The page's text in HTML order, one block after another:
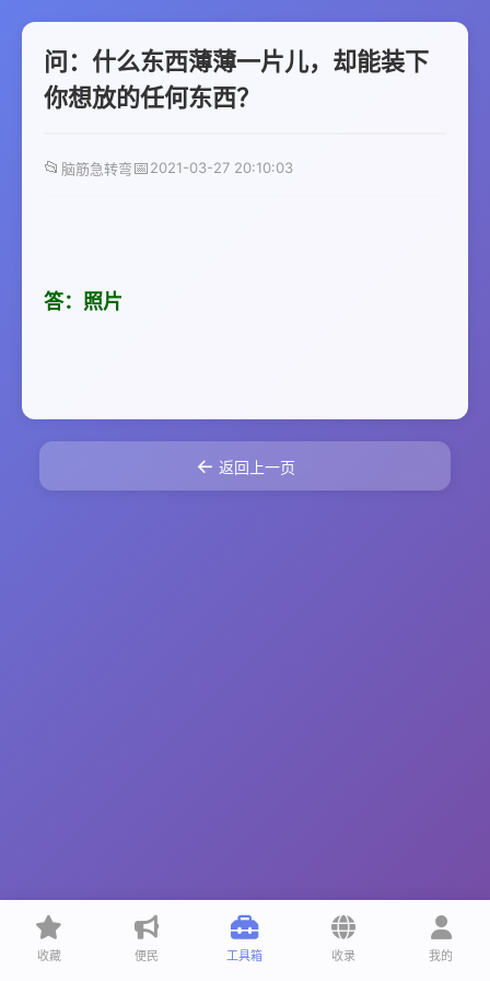
问：什么东西薄薄一片儿，却能装下
你想放的任何东西？
📂 脑筋急转弯📅2021-03-27 20:10:03
答：照片
← 返回上一页
收藏 便民 工具箱 收录 我的